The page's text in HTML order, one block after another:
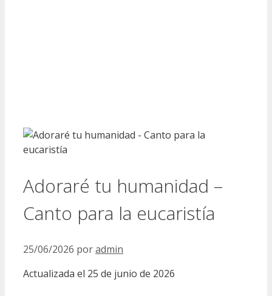
Adoraré tu humanidad –
Canto para la eucaristía
25/06/2026 poradmin
Actualizada el 25 de junio de 2026